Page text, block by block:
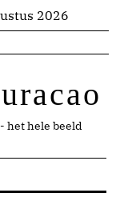
2026
het hele beeld